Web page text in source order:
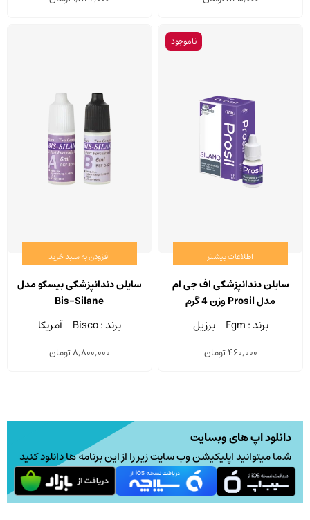
ناموجود
اطلاعات بیشتر
سایلن دندانپزشکی اف جی ام
مدل Prosil وزن 4 گرم
برند : Fgm - برزیل
460,000تومان
افزودن به سبد خرید
سایلن دندانپزشکی بیسکو مدل
Bis-Silane
برند : Bisco - آمریکا
8,800,000تومان
دانلود اپ های وبسایت
شما میتوانید اپلیکیشن وب سایت زیر را از این برنامه ها دانلود کنید